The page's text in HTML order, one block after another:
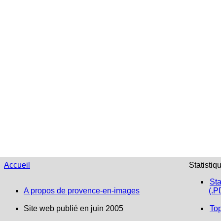
Accueil
A propos de provence-en-images
Site web publié en juin 2005